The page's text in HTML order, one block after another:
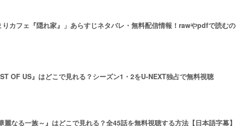
カフェ『隠れ家』」あらすじネタバレ・無料配信情報！rawやpdfで読むの
OF US』はどこで見れる？シーズン1・2をU-NEXT独占で無料視聴
麗なる一族～』はどこで見れる？全45話を無料視聴する方法【日本語字幕】